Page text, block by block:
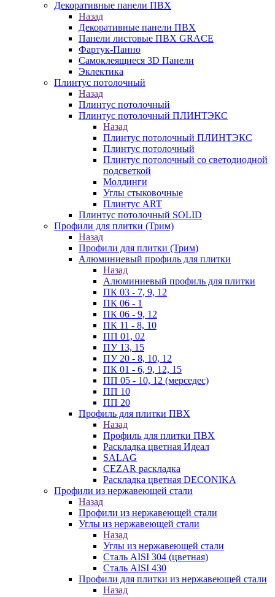
Декоративные панели ПВХ
Назад
Декоративные панели ПВХ
Панели листовые ПВХ GRACE
Фартук-Панно
Самоклеящиеся 3D Панели
Эклектика
Плинтус потолочный
Назад
Плинтус потолочный
Плинтус потолочный ПЛИНТЭКС
Назад
Плинтус потолочный ПЛИНТЭКС
Плинтус потолочный
Плинтус потолочный со светодиодной
подсветкой
Молдинги
Углы стыковочные
Плинтус ART
Плинтус потолочный SOLID
Профили для плитки (Трим)
Назад
Профили для плитки (Трим)
Алюминиевый профиль для плитки
Назад
Алюминиевый профиль для плитки
ПК 03 - 7, 9, 12
ПК 06 - 1
ПК 06 - 9, 12
ПК 11 - 8, 10
ПП 01, 02
ПУ 13, 15
ПУ 20 - 8, 10, 12
ПК 01 - 6, 9, 12, 15
ПП 05 - 10, 12 (мерседес)
ПП 10
ПП 20
Профиль для плитки ПВХ
Назад
Профиль для плитки ПВХ
Раскладка цветная Идеал
SALAG
CEZAR раскладка
Раскладка цветная DECONIKA
Профили из нержавеющей стали
Назад
Профили из нержавеющей стали
Углы из нержавеющей стали
Назад
Углы из нержавеющей стали
Сталь AISI 304 (цветная)
Сталь AISI 430
Профили для плитки из нержавеющей стали
Назад